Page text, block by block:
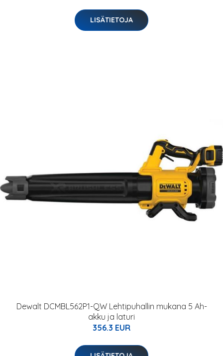
LISÄTIETOJA
Dewalt DCMBL562P1-QW Lehtipuhallin mukana 5 Ah-
akku ja laturi
356.3 EUR